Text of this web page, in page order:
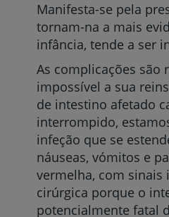
Manifesta-se pela
tornam-na a mais
infância, tende a ser
As complicações são
impossível a sua
de intestino afetado
interrompido,
infeção que se
náuseas, vómitos e
vermelha, com sinais
cirúrgica porque o
potencialmente fatal